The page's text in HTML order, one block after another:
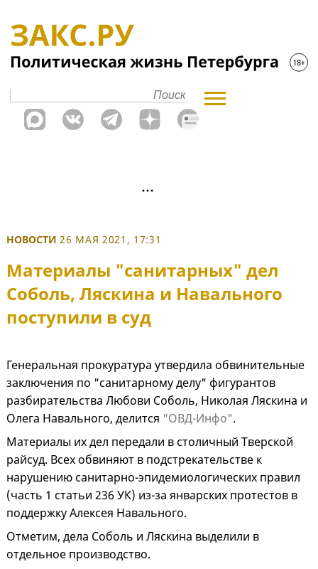
НОВОСТИ 26 МАЯ 2021, 17:31
Материалы "санитарных" дел
Соболь, Ляскина и Навального
поступили в суд
Генеральная прокуратура утвердила обвинительные
заключения по "санитарному делу" фигурантов
разбирательства Любови Соболь, Николая Ляскина и
Олега Навального, делится "ОВД-Инфо".
Материалы их дел передали в столичный Тверской
райсуд. Всех обвиняют в подстрекательстве к
нарушению санитарно-эпидемиологических правил
(часть 1 статьи 236 УК) из-за январских протестов в
поддержку Алексея Навального.
Отметим, дела Соболь и Ляскина выделили в
отдельное производство.